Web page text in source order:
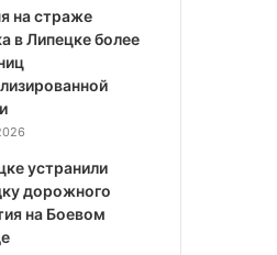
на страже
в Липецке более
устранили
дорожного
на Боевом